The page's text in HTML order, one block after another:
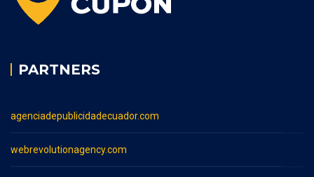
PARTNERS
agenciadepublicidadecuador.com
webrevolutionagency.com